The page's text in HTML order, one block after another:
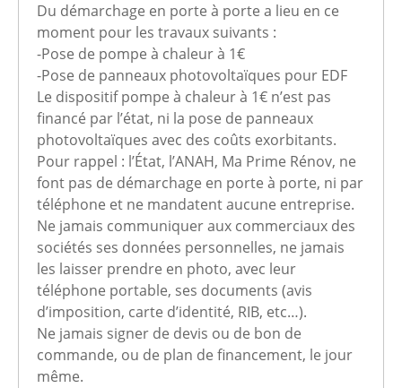
Du démarchage en porte à porte a lieu en ce
moment pour les travaux suivants :
-Pose de pompe à chaleur à 1€
-Pose de panneaux photovoltaïques pour EDF
Le dispositif pompe à chaleur à 1€ n’est pas
financé par l’état, ni la pose de panneaux
photovoltaïques avec des coûts exorbitants.
Pour rappel : l’État, l’ANAH, Ma Prime Rénov, ne
font pas de démarchage en porte à porte, ni par
téléphone et ne mandatent aucune entreprise.
Ne jamais communiquer aux commerciaux des
sociétés ses données personnelles, ne jamais
les laisser prendre en photo, avec leur
téléphone portable, ses documents (avis
d’imposition, carte d’identité, RIB, etc…).
Ne jamais signer de devis ou de bon de
commande, ou de plan de financement, le jour
même.